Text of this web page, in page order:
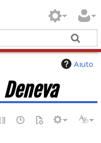
Aiuto
Deneva